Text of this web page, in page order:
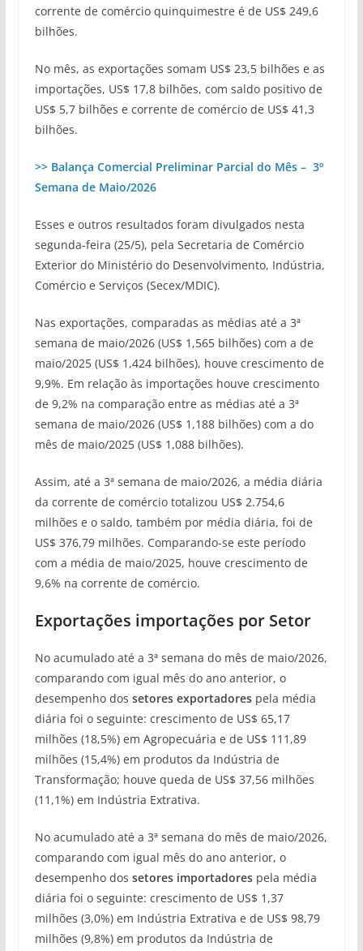
corrente de comércio quinquimestre é de US$ 249,6
bilhões.
No mês, as exportações somam US$ 23,5 bilhões e as
importações, US$ 17,8 bilhões, com saldo positivo de
US$ 5,7 bilhões e corrente de comércio de US$ 41,3
bilhões.
>> Balança Comercial Preliminar Parcial do Mês – 3º
Semana de Maio/2026
Esses e outros resultados foram divulgados nesta
segunda-feira (25/5), pela Secretaria de Comércio
Exterior do Ministério do Desenvolvimento, Indústria,
Comércio e Serviços (Secex/MDIC).
Nas exportações, comparadas as médias até a 3ª
semana de maio/2026 (US$ 1,565 bilhões) com a de
maio/2025 (US$ 1,424 bilhões), houve crescimento de
9,9%. Em relação às importações houve crescimento
de 9,2% na comparação entre as médias até a 3ª
semana de maio/2026 (US$ 1,188 bilhões) com a do
mês de maio/2025 (US$ 1,088 bilhões).
Assim, até a 3ª semana de maio/2026, a média diária
da corrente de comércio totalizou US$ 2.754,6
milhões e o saldo, também por média diária, foi de
US$ 376,79 milhões. Comparando-se este período
com a média de maio/2025, houve crescimento de
9,6% na corrente de comércio.
Exportações importações por Setor
No acumulado até a 3ª semana do mês de maio/2026,
comparando com igual mês do ano anterior, o
desempenho dos setores exportadores pela média
diária foi o seguinte: crescimento de US$ 65,17
milhões (18,5%) em Agropecuária e de US$ 111,89
milhões (15,4%) em produtos da Indústria de
Transformação; houve queda de US$ 37,56 milhões
(11,1%) em Indústria Extrativa.
No acumulado até a 3ª semana do mês de maio/2026,
comparando com igual mês do ano anterior, o
desempenho dos setores importadores pela média
diária foi o seguinte: crescimento de US$ 1,37
milhões (3,0%) em Indústria Extrativa e de US$ 98,79
milhões (9,8%) em produtos da Indústria de